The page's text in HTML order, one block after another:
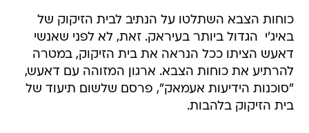
כוחות הצבא השתלטו על הנתיב לבית הזיקוק של
באיג'י  הגדול ביותר בעיראק. זאת, לא לפני שאנשי
דאעש הציתו ככל הנראה את בית הזיקוק, במטרה
להרתיע את כוחות הצבא. ארגון המזוהה עם דאעש,
"סוכנות הידיעות אעמאק", פרסם שלשום תיעוד של
בית הזיקוק בלהבות.